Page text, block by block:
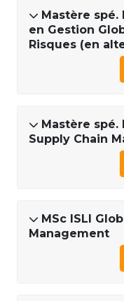
Mastère spé.
en Gestion
Risques (en
Mastère spé.
Supply Chain
MSc ISLI
Management